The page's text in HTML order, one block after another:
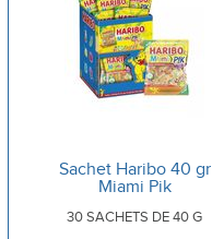
Sachet Haribo 40 gr
Miami Pik
30 SACHETS DE 40 G